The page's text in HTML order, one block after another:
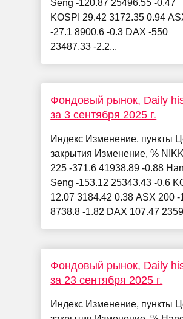
Seng -120.87 25496.55 -0.47
KOSPI 29.42 3172.35 0.94
-27.1 8900.6 -0.3 DAX -550
23487.33 -2.2...
Фондовый рынок, Daily
за 3 сентября 2025 г.
Индекс Изменение, пункты
закрытия Изменение, %
225 -371.6 41938.89 -0.88
Seng -153.12 25343.43 -0.6
12.07 3184.42 0.38 ASX 200 -
8738.8 -1.82 DAX 107.47
Фондовый рынок, Daily
за 23 сентября 2025 г.
Индекс Изменение, пункты